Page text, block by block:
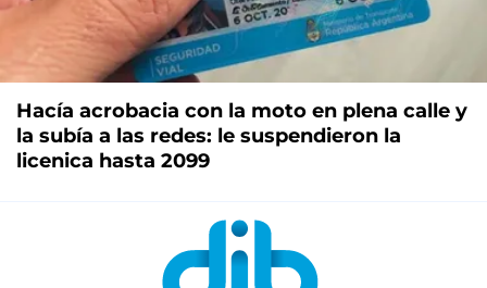
Hacía acrobacia con la moto en plena calle y
la subía a las redes: le suspendieron la
licenica hasta 2099